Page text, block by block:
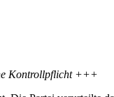
Kontrollpflicht +++